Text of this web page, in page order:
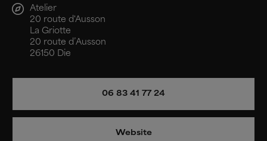
Atelier
20 route d'Ausson
La Griotte
20 route d’Ausson
26150 Die
06 83 41 77 24
Website